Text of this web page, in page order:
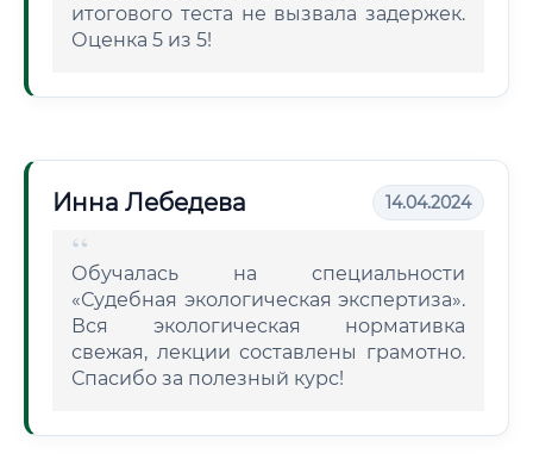
итогового теста не вызвала задержек.
Оценка 5 из 5!
Инна Лебедева 14.04.2024
Обучалась на специальности
«Судебная экологическая экспертиза».
Вся экологическая нормативка
свежая, лекции составлены грамотно.
Спасибо за полезный курс!